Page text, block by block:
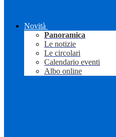
Novità
Panoramica
Le notizie
Le circolari
Calendario eventi
Albo online